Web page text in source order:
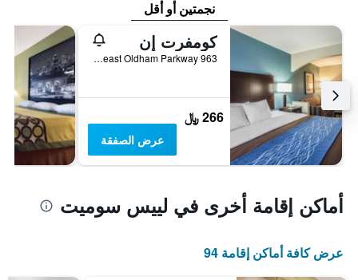
نجمتين أو أقل
كومفرت إن
963 Southeast Oldham Parkway, لييس سوميت, MO, الولايات المتحدة الأميريكية
266 ﷼
عرض الصفقة
أماكن إقامة أخرى في لييس سوميت
عرض كافة أماكن إقامة 94